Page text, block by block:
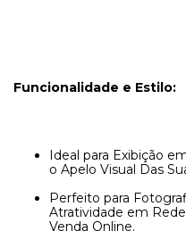
Funcionalidade e Estilo:
Ideal para Exibição
o Apelo Visual Das
Perfeito para
Atratividade em
Venda Online.